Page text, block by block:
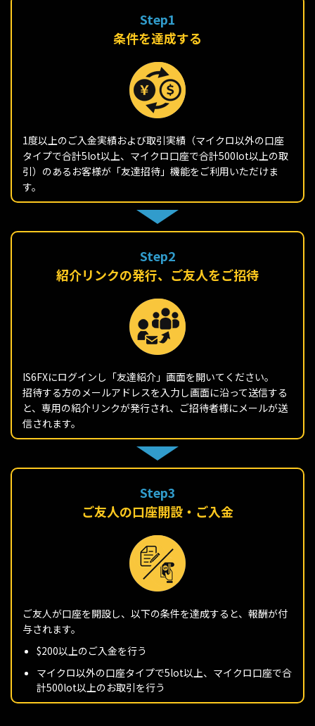
Step1
条件を達成する
1度以上のご入金実績および取引実績（マイクロ以外の口座
タイプで合計5lot以上、マイクロ口座で合計500lot以上の取
引）のあるお客様が「友達招待」機能をご利用いただけま
す。
Step2
紹介リンクの発行、ご友人をご招待
IS6FXにログインし「友達紹介」画面を開いてください。
招待する方のメールアドレスを入力し画面に沿って送信する
と、専用の紹介リンクが発行され、ご招待者様にメールが送
信されます。
Step3
ご友人の口座開設・ご入金
ご友人が口座を開設し、以下の条件を達成すると、報酬が付
与されます。
$200以上のご入金を行う
マイクロ以外の口座タイプで5lot以上、マイクロ口座で合
計500lot以上のお取引を行う